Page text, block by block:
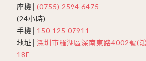
座機│ (0755) 2594 6475
(24小時)
手機│ 150 125 07911
地址│ 深圳市羅湖區深南東路4002號(
18E